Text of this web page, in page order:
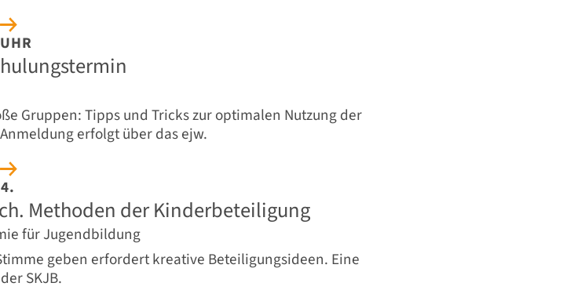
Gruppen: Tipps und Tricks zur optimalen Nutzung der
erfolgt über das ejw.
Methoden der Kinderbeteiligung
für Jugendbildung
geben erfordert kreative Beteiligungsideen. Eine
SKJB.